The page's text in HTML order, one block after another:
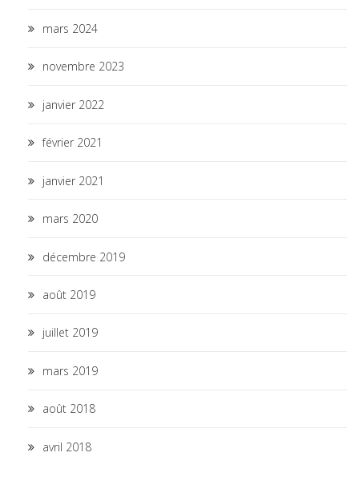
mars 2024
novembre 2023
janvier 2022
février 2021
janvier 2021
mars 2020
décembre 2019
août 2019
juillet 2019
mars 2019
août 2018
avril 2018